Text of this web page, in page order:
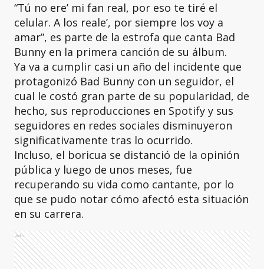
“Tú no ere’ mi fan real, por eso te tiré el
celular. A los reale’, por siempre los voy a
amar”, es parte de la estrofa que canta Bad
Bunny en la primera canción de su álbum.
Ya va a cumplir casi un año del incidente que
protagonizó Bad Bunny con un seguidor, el
cual le costó gran parte de su popularidad, de
hecho, sus reproducciones en Spotify y sus
seguidores en redes sociales disminuyeron
significativamente tras lo ocurrido.
Incluso, el boricua se distanció de la opinión
pública y luego de unos meses, fue
recuperando su vida como cantante, por lo
que se pudo notar cómo afectó esta situación
en su carrera.
Ads